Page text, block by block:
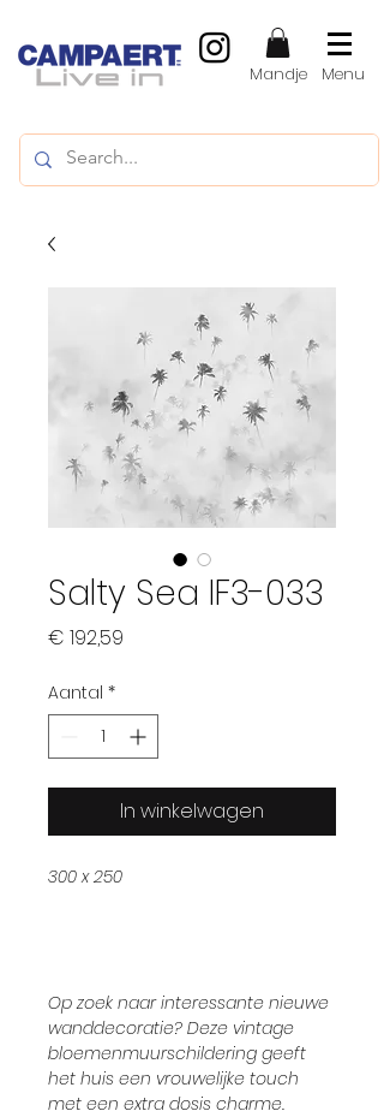
Mandje Menu
Salty Sea IF3-033
€ 192,59
Aantal *
In winkelwagen
300 x 250
Op zoek naar interessante nieuwe
wanddecoratie? Deze vintage
bloemenmuurschildering geeft
het huis een vrouwelijke touch
met een extra dosis charme.